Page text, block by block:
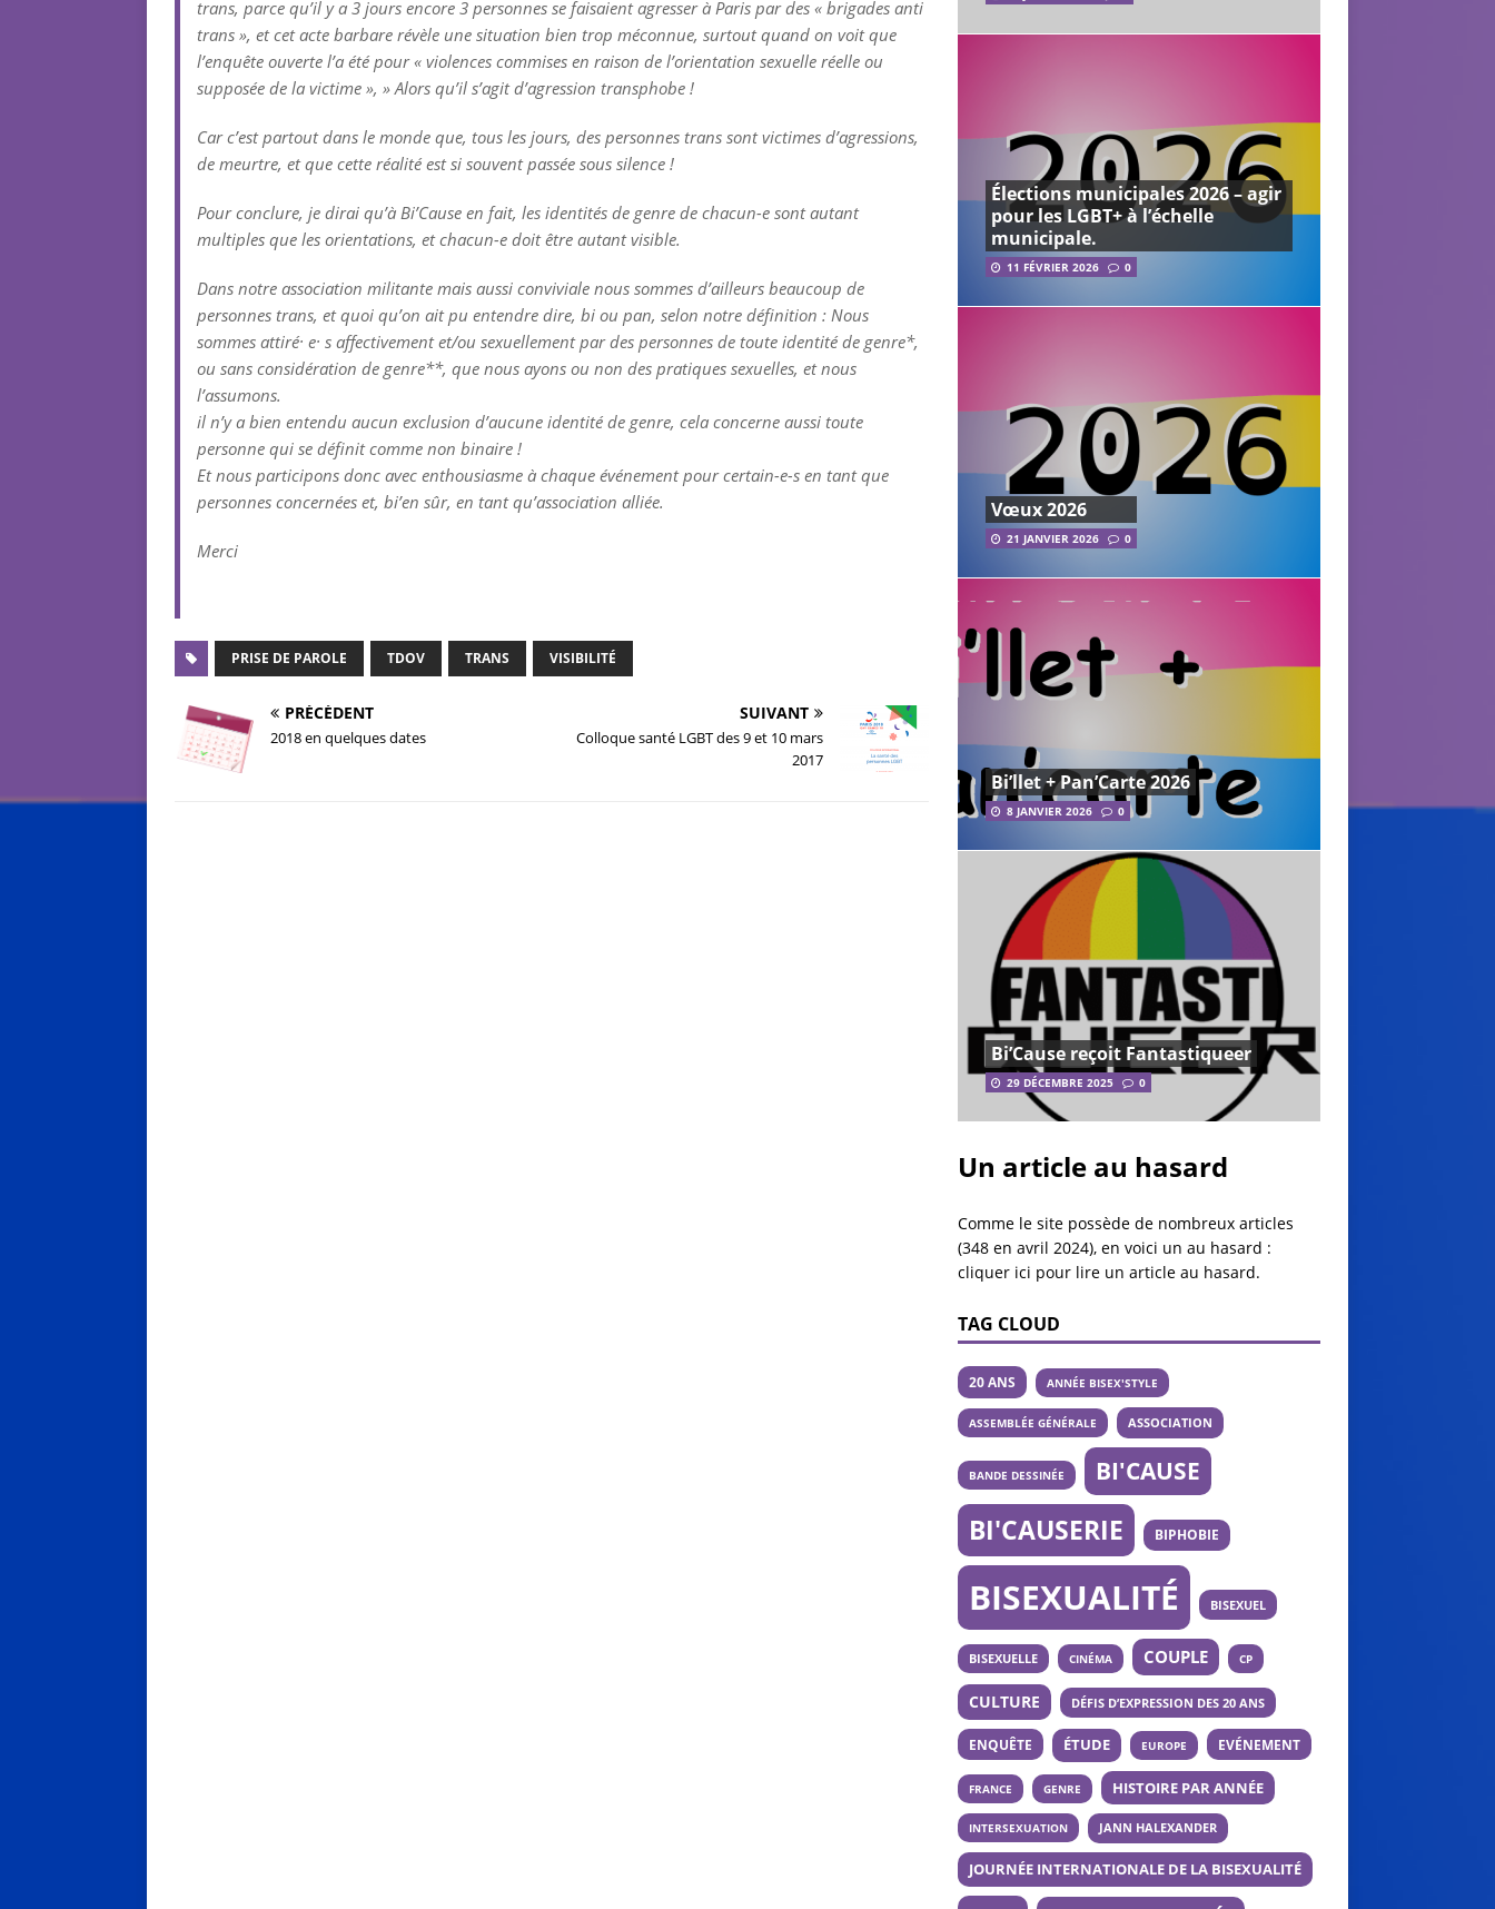
trans, parce qu’il y a 3 jours encore 3 personnes se faisaient agresser à Paris par des « brigades anti
trans », et cet acte barbare révèle une situation bien trop méconnue, surtout quand on voit que
l’enquête ouverte l’a été pour « violences commises en raison de l’orientation sexuelle réelle ou
supposée de la victime », » Alors qu’il s’agit d’agression transphobe !
Car c’est partout dans le monde que, tous les jours, des personnes trans sont victimes d’agressions,
de meurtre, et que cette réalité est si souvent passée sous silence !
Pour conclure, je dirai qu’à Bi’Cause en fait, les identités de genre de chacun-e sont autant
multiples que les orientations, et chacun-e doit être autant visible.
Dans notre association militante mais aussi conviviale nous sommes d’ailleurs beaucoup de
personnes trans, et quoi qu’on ait pu entendre dire, bi ou pan, selon notre définition : Nous
sommes attiré· e· s affectivement et/ou sexuellement par des personnes de toute identité de genre*,
ou sans considération de genre**, que nous ayons ou non des pratiques sexuelles, et nous
l’assumons.
il n’y a bien entendu aucun exclusion d’aucune identité de genre, cela concerne aussi toute
personne qui se définit comme non binaire !
Et nous participons donc avec enthousiasme à chaque événement pour certain-e-s en tant que
personnes concernées et, bi’en sûr, en tant qu’association alliée.
Merci
PRISE DE PAROLE TDOV TRANS VISIBILITÉ
PRÉCÉDENT
2018 en quelques dates
SUIVANT
Colloque santé LGBT des 9 et 10 mars
2017
Élections municipales 2026 – agir
pour les LGBT+ à l’échelle
municipale.
11 FÉVRIER 2026 0
Vœux 2026
21 JANVIER 2026 0
Bi’llet + Pan’Carte 2026
8 JANVIER 2026 0
Bi’Cause reçoit Fantastiqueer
29 DÉCEMBRE 2025 0
Un article au hasard
Comme le site possède de nombreux articles
(348 en avril 2024), en voici un au hasard :
cliquer ici pour lire un article au hasard.
TAG CLOUD
20 ANS ANNÉE BISEX'STYLE
ASSEMBLÉE GÉNÉRALE ASSOCIATION
BANDE DESSINÉE BI'CAUSE
BI'CAUSERIE BIPHOBIE
BISEXUALITÉ BISEXUEL
BISEXUELLE CINÉMA COUPLE CP
CULTURE DÉFIS D’EXPRESSION DES 20 ANS
ENQUÊTE ÉTUDE EUROPE EVÉNEMENT
FRANCE GENRE HISTOIRE PAR ANNÉE
INTERSEXUATION JANN HALEXANDER
JOURNÉE INTERNATIONALE DE LA BISEXUALITÉ